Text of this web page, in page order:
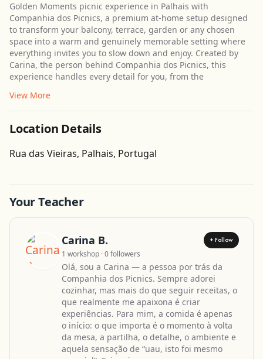
Golden Moments picnic experience in Palhais with
Companhia dos Picnics, a premium at-home setup designed
to transform your balcony, terrace, garden or any chosen
space into a warm and genuinely memorable setting where
everything invites you to slow down and enjoy. Created by
Carina, the person behind Companhia dos Picnics, this
experience handles every detail for you, from the
View More
Location Details
Rua das Vieiras, Palhais, Portugal
Leaflet | ©OpenStreetMap
Your Teacher
Carina B. + Follow
1 workshop · 0 followers
Olá, sou a Carina — a pessoa por trás da
Companhia dos Picnics. Sempre adorei
cozinhar, mas mais do que seguir receitas, o
que realmente me apaixona é criar
experiências. Para mim, a comida é apenas
o início: o que importa é o momento à volta
da mesa, a partilha, o detalhe, o ambiente e
aquela sensação de “uau, isto foi mesmo